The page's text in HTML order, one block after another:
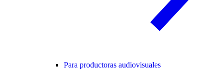
Para productoras audiovisuales